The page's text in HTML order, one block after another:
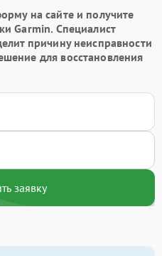
на сайте и получите
Garmin. Специалист
причину неисправности
для восстановления
заявку